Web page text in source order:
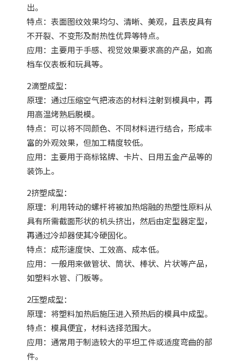
出。
特点：表面图纹效果均匀、清晰、美观，且表皮具有
不开裂、不变形及耐热性优异等特点。
应用：主要用于手感、视觉效果要求高的产品，如高
档车仪表板和玩具等。
2滴塑成型：
原理：通过压缩空气把液态的材料注射到模具中，再
用高温烤熟后脱模。
特点：可以将不同颜色、不同材料进行结合，形成丰
富的外观效果，但加工精度较低。
应用：主要用于商标铭牌、卡片、日用五金产品等的
装饰上。
2挤塑成型：
原理：利用转动的螺杆将被加热熔融的热塑性原料从
具有所需截面形状的机头挤出，然后由定型器定型，
再通过冷却器使其冷硬固化。
特点：成形速度快、工效高、成本低。
应用：一般用来做管状、筒状、棒状、片状等产品，
如塑料水管、门板等。
2压塑成型：
原理：将塑料加热后施压进入预热后的模具中成型。
特点：模具便宜，材料选择范围大。
应用：通常用于制造较大的平坦工件或适度弯曲的部
件。